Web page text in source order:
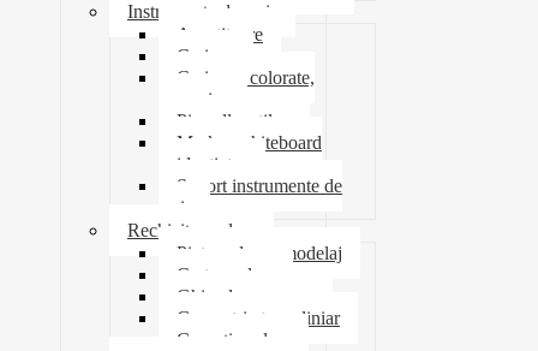
Instrumente de scris
Ascutitoare
Carioca
Creioane colorate,
mecanice
Pix roller stilou
Marker whiteboard
evidentiator
Suport instrumente de
scris
Rechizite scolare
Pictura desen modelaj
Creta scolara
Ghiozdane penare
Geometrie trusa liniar
Coperti scolare